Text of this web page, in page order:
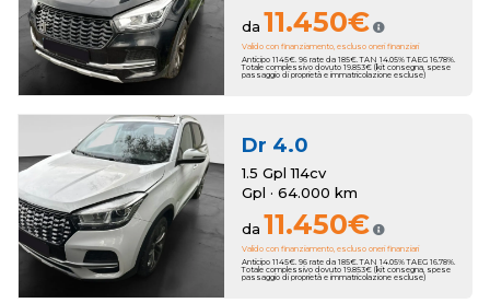
da 11.450€
Valido con finanziamento, escluso oneri finanziari
Anticipo 1145€. 96 rate da 185€. TAN 14.05% TAEG 16.78%.
Totale complessivo dovuto 19.853€ (kit consegna, spese
passaggio di proprietà e immatricolazione escluse)
Dr 4.0
1.5 Gpl 114cv
Gpl · 64.000 km
da 11.450€
Valido con finanziamento, escluso oneri finanziari
Anticipo 1145€. 96 rate da 185€. TAN 14.05% TAEG 16.78%.
Totale complessivo dovuto 19.853€ (kit consegna, spese
passaggio di proprietà e immatricolazione escluse)